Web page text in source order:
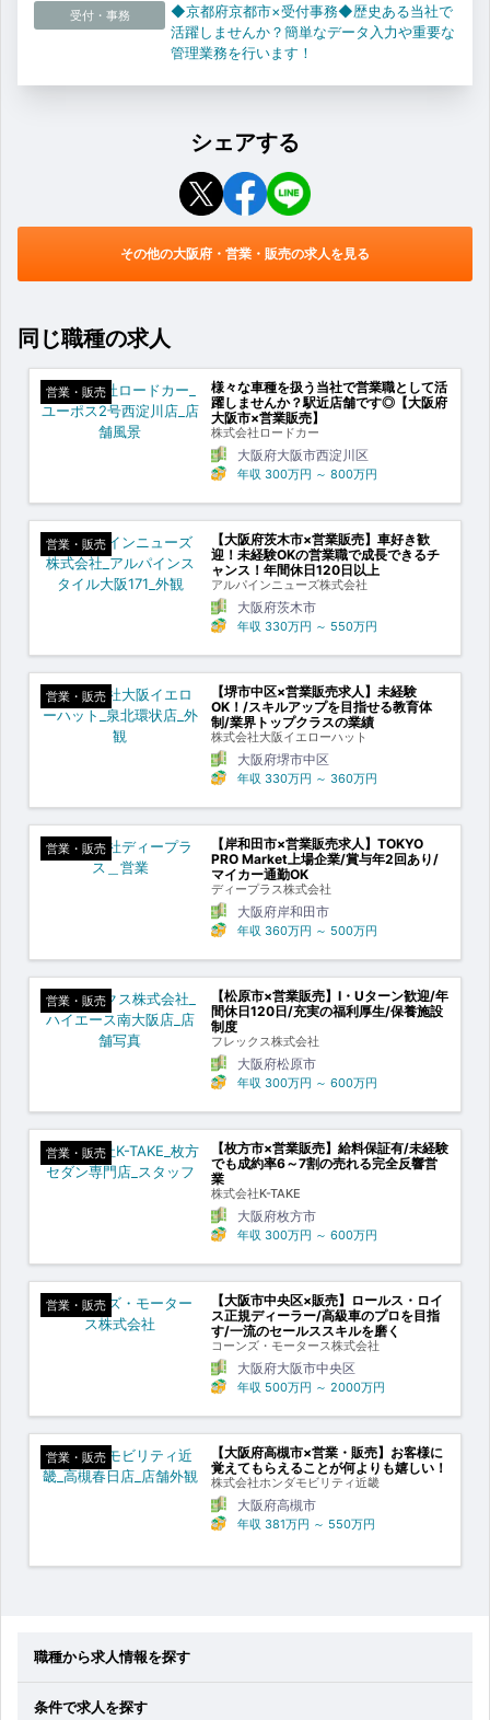
受付・事務
◆京都府京都市×受付事務◆歴史ある当社で
活躍しませんか？簡単なデータ入力や重要な
管理業務を行います！
シェアする
その他の大阪府・営業・販売の求人を見る
同じ職種の求人
営業・販売
様々な車種を扱う当社で営業職として活
躍しませんか？駅近店舗です◎【大阪府
大阪市×営業販売】
株式会社ロードカー
大阪府大阪市西淀川区
年収 300万円 ～ 800万円
営業・販売
【大阪府茨木市×営業販売】車好き歓
迎！未経験OKの営業職で成長できるチ
ャンス！年間休日120日以上
アルパインニューズ株式会社
大阪府茨木市
年収 330万円 ～ 550万円
営業・販売
【堺市中区×営業販売求人】未経験
OK！/スキルアップを目指せる教育体
制/業界トップクラスの業績
株式会社大阪イエローハット
大阪府堺市中区
年収 330万円 ～ 360万円
営業・販売
【岸和田市×営業販売求人】TOKYO
PRO Market上場企業/賞与年2回あり/
マイカー通勤OK
ディープラス株式会社
大阪府岸和田市
年収 360万円 ～ 500万円
営業・販売
【松原市×営業販売】I・Uターン歓迎/年
間休日120日/充実の福利厚生/保養施設
制度
フレックス株式会社
大阪府松原市
年収 300万円 ～ 600万円
営業・販売
【枚方市×営業販売】給料保証有/未経験
でも成約率6～7割の売れる完全反響営
業
株式会社K-TAKE
大阪府枚方市
年収 300万円 ～ 600万円
営業・販売
【大阪市中央区×販売】ロールス・ロイ
ス正規ディーラー/高級車のプロを目指
す/一流のセールススキルを磨く
コーンズ・モータース株式会社
大阪府大阪市中央区
年収 500万円 ～ 2000万円
営業・販売
【大阪府高槻市×営業・販売】お客様に
覚えてもらえることが何よりも嬉しい！
株式会社ホンダモビリティ近畿
大阪府高槻市
年収 381万円 ～ 550万円
職種から求人情報を探す
条件で求人を探す